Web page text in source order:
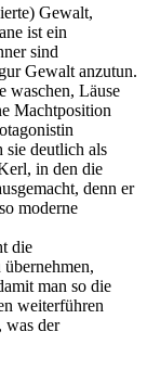
Gewalt,
ist ein
sind
Gewalt anzutun.
waschen, Läuse
Machtposition
sie deutlich als
in den die
denn er
moderne
die
man so die
weiterführen
was der